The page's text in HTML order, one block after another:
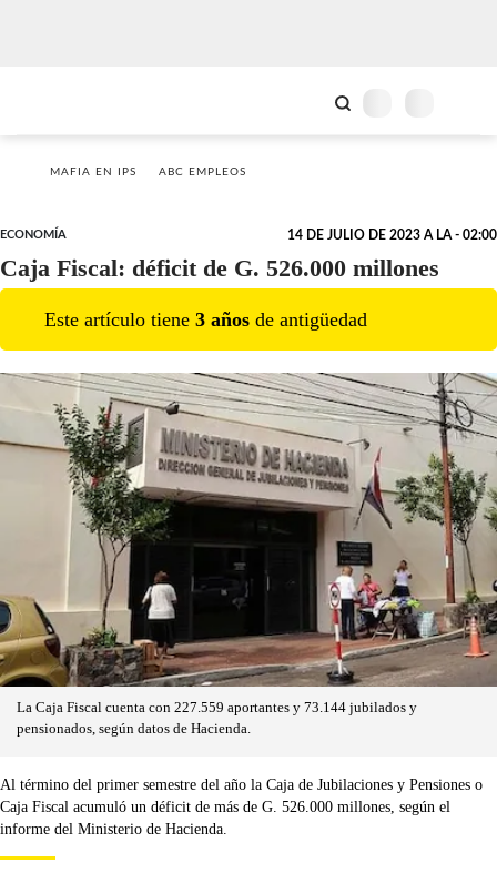
MAFIA EN IPS ABC EMPLEOS
ECONOMÍA 14 DE JULIO DE 2023 A LA - 02:00
Caja Fiscal: déficit de G. 526.000 millones
Este artículo tiene 3 años de antigüedad
La Caja Fiscal cuenta con 227.559 aportantes y 73.144 jubilados y
pensionados, según datos de Hacienda.
Al término del primer semestre del año la Caja de Jubilaciones y Pensiones o
Caja Fiscal acumuló un déficit de más de G. 526.000 millones, según el
informe del Ministerio de Hacienda.